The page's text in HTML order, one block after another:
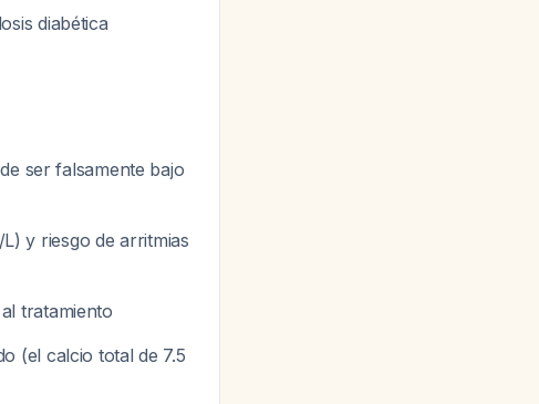
diabética
ser falsamente bajo
y riesgo de arritmias
tratamiento
(el calcio total de 7.5